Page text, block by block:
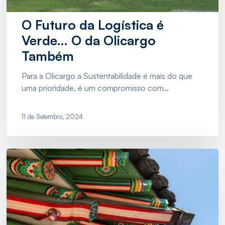
O Futuro da Logística é
Verde… O da Olicargo
Também
Para a Olicargo a Sustentabilidade é mais do que
uma prioridade, é um compromisso com…
11 de Setembro, 2024
Importação
do
Extremo
Oriente